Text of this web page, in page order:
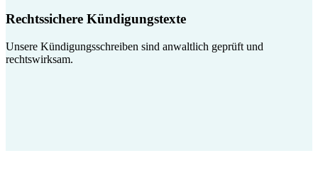
Rechtssichere Kündigungstexte
Unsere Kündigungsschreiben sind anwaltlich geprüft und
rechtswirksam.